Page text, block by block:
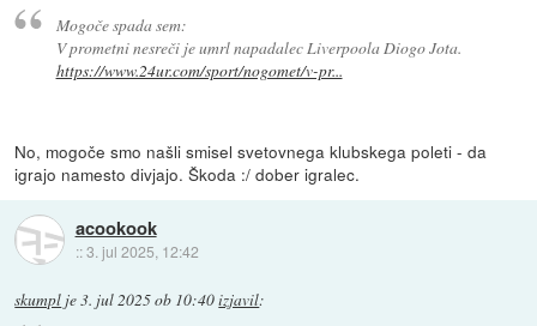
Mogoče spada sem:
V prometni nesreči je umrl napadalec Liverpoola Diogo Jota.
https://www.24ur.com/sport/nogomet/v-pr...
No, mogoče smo našli smisel svetovnega klubskega poleti - da
igrajo namesto divjajo. Škoda :/ dober igralec.
acookook
::3. jul 2025, 12:42
skumpl je3. jul 2025 ob 10:40izjavil: